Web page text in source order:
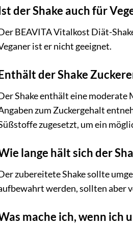
der Shake auch für
BEAVITA Vitalkost Diät-
ist er nicht geeignet.
der Shake
Shake enthält eine moderate
zum Zuckergehalt
zugesetzt, um ein
lange hält sich der
zubereitete Shake sollte
werden, sollten aber
mache ich, wenn ich